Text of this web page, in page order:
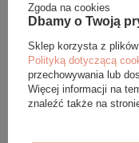
OPINIE (0)
GWARANCJA
Zgoda na cookies
Dbamy o Twoją
Sklep korzysta z
Polityką dotyczącą
przechowywania lub
Więcej informacji na
znaleźć także na